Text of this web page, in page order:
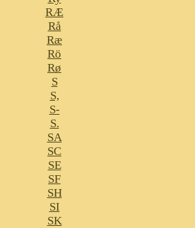
RÆ
Rå
Ræ
Rö
Rø
S
S,
S-
S.
SA
SC
SE
SF
SH
SI
SK